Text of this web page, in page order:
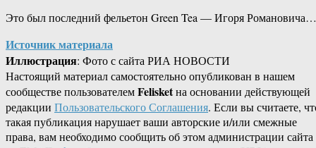
Это был последний фельетон Green Tea — Игоря Романовича…
Источник материала
Иллюстрация: Фото с сайта РИА НОВОСТИ
Настоящий материал самостоятельно опубликован в нашем
сообществе пользователемFelisketна основании действующей
редакции Пользовательского Соглашения. Если вы считаете,
такая публикация нарушает ваши авторские и/или смежные
права, вам необходимо сообщить об этом администрации сайта